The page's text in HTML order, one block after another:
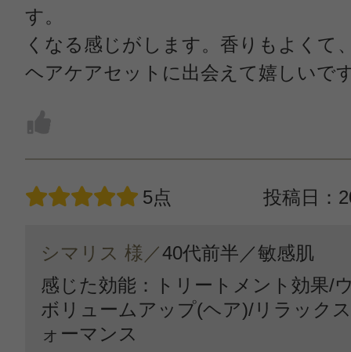
す。
くなる感じがします。香りもよくて
ヘアケアセットに出会えて嬉しいで
5点 投稿日：
シマリス 様／40代前半／敏感肌
感じた効能：トリートメント効果/
ボリュームアップ(ヘア)/リラック
ォーマンス